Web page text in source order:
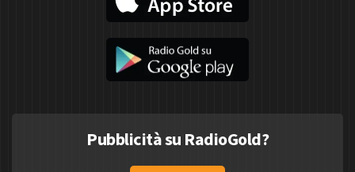
Pubblicità su RadioGold?